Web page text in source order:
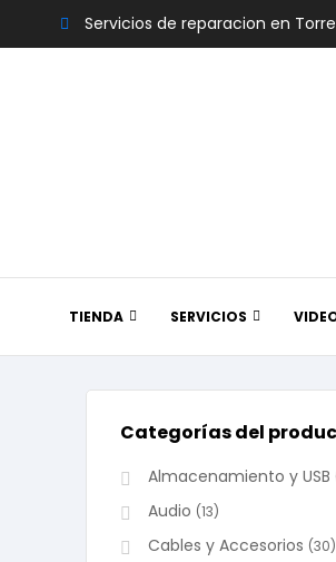
Servicios de reparacion en
TIENDA SERVICIOS
Categorías del
Almacenamiento y USB
Audio (13)
Cables y Accesorios (30)